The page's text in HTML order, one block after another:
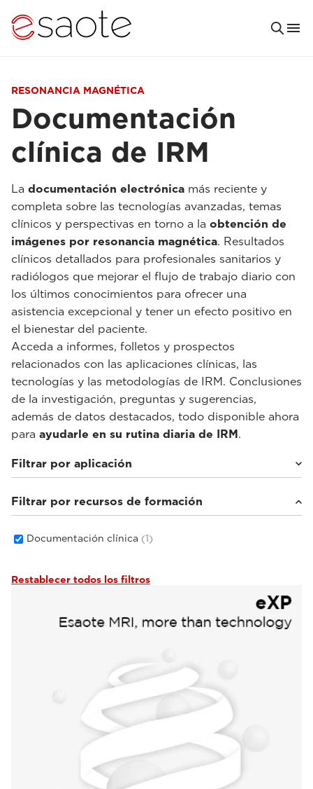
RESONANCIA MAGNÉTICA
Documentación
clínica de IRM
La documentación electrónica más reciente y
completa sobre las tecnologías avanzadas, temas
clínicos y perspectivas en torno a la obtención de
imágenes por resonancia magnética. Resultados
clínicos detallados para profesionales sanitarios y
radiólogos que mejorar el flujo de trabajo diario con
los últimos conocimientos para ofrecer una
asistencia excepcional y tener un efecto positivo en
el bienestar del paciente.
Acceda a informes, folletos y prospectos
relacionados con las aplicaciones clínicas, las
tecnologías y las metodologías de IRM. Conclusiones
de la investigación, preguntas y sugerencias,
además de datos destacados, todo disponible ahora
para ayudarle en su rutina diaria de IRM.
Filtrar por aplicación
IRM con carga de peso(1)
Filtrar por recursos de formación
Documentación clínica (1)
Restablecer todos los filtros